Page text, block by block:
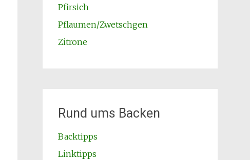
Pfirsich
Pflaumen/Zwetschgen
Zitrone
Rund ums Backen
Backtipps
Linktipps